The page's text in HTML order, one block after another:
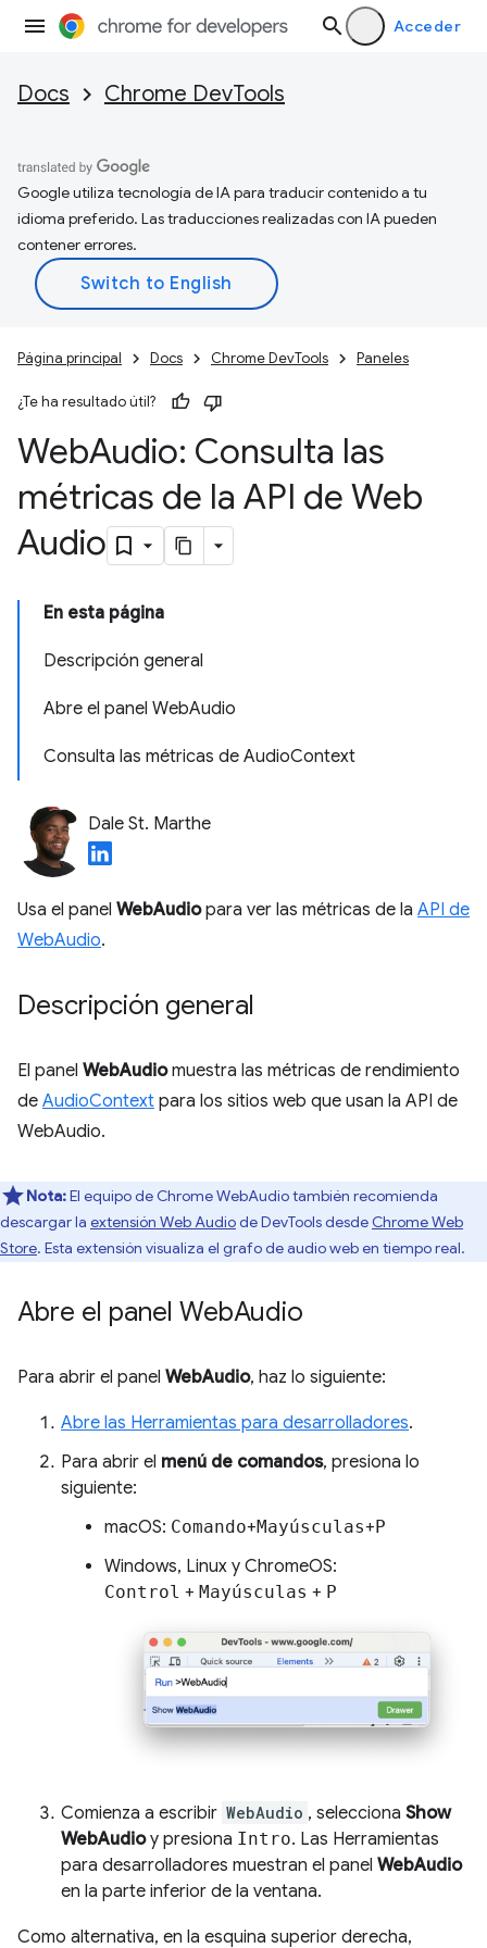
Acceder
Docs Chrome DevTools
Google utiliza tecnología de IA para traducir contenido a tu
idioma preferido. Las traducciones realizadas con IA pueden
contener errores.
Página principal Docs Chrome DevTools Paneles
¿Te ha resultado útil?
WebAudio: Consulta las
métricas de la API de Web
Audio
En esta página
Descripción general
Abre el panel WebAudio
Consulta las métricas de AudioContext
Dale St. Marthe
Usa el panel WebAudiopara ver las métricas de la API de
WebAudio.
Descripción general
El panel WebAudiomuestra las métricas de rendimiento
de AudioContext para los sitios web que usan la API de
WebAudio.
Nota:El equipo de Chrome WebAudio también recomienda
descargar la extensión Web Audiode DevTools desde Chrome Web
Store. Esta extensión visualiza el grafo de audio web en tiempo real.
Abre el panel WebAudio
Para abrir el panel WebAudio, haz lo siguiente:
Abre las Herramientas para desarrolladores.
Para abrir el menú de comandos, presiona lo
siguiente:
macOS: Comando+Mayúsculas+P
Windows, Linux y ChromeOS:
Control + Mayúsculas + P
Comienza a escribir WebAudio , selecciona Show
WebAudioy presiona Intro. Las Herramientas
para desarrolladores muestran el panel WebAudio
en la parte inferior de la ventana.
Como alternativa, en la esquina superior derecha,